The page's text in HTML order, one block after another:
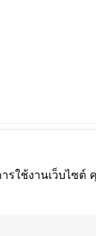
ใช้งานเว็บไซ